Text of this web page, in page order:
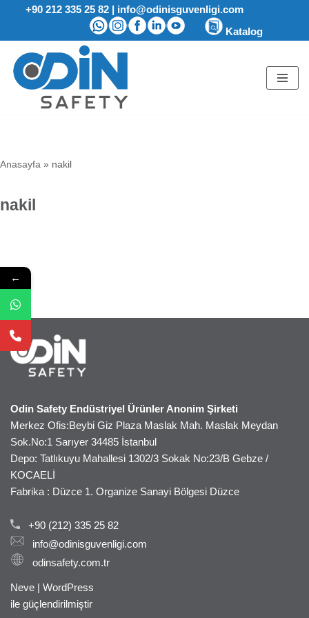
geç
+90 212 335 25 82 | info@odinisguvenligi.com
Katalog
Anasayfa » nakil
nakil
Odin Safety Endüstriyel Ürünler Anonim Şirketi
Merkez Ofis:Beybi Giz Plaza Maslak Mah. Maslak Meydan
Sok.No:1 Sarıyer 34485 İstanbul
Depo: Tatlıkuyu Mahallesi 1302/3 Sokak No:23/B Gebze /
KOCAELİ
Fabrika : Düzce 1. Organize Sanayi Bölgesi Düzce
+90 (212) 335 25 82
info@odinisguvenligi.com
odinsafety.com.tr
Neve | WordPress
ile güçlendirilmiştir
←